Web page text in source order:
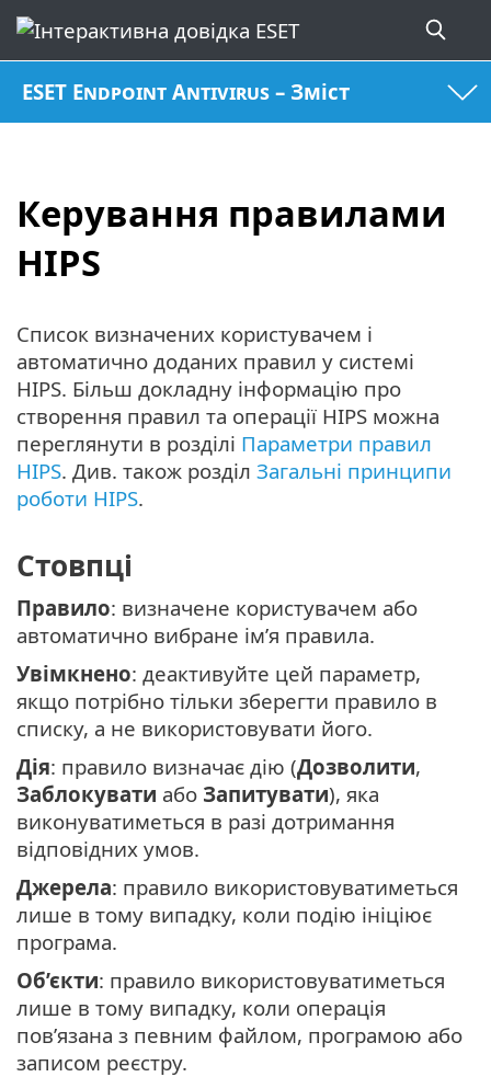
ESET Endpoint Antivirus – Зміст
Керування правилами
HIPS
Список визначених користувачем і
автоматично доданих правил у системі
HIPS. Більш докладну інформацію про
створення правил та операції HIPS можна
переглянути в розділі Параметри правил
HIPS. Див. також розділ Загальні принципи
роботи HIPS.
Стовпці
Правило: визначене користувачем або
автоматично вибране ім’я правила.
Увімкнено: деактивуйте цей параметр,
якщо потрібно тільки зберегти правило в
списку, а не використовувати його.
Дія: правило визначає дію (Дозволити,
Заблокувати або Запитувати), яка
виконуватиметься в разі дотримання
відповідних умов.
Джерела: правило використовуватиметься
лише в тому випадку, коли подію ініціює
програма.
Об’єкти: правило використовуватиметься
лише в тому випадку, коли операція
пов’язана з певним файлом, програмою або
записом реєстру.